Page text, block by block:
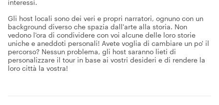
interessi.
Gli host locali sono dei veri e propri narratori, ognuno con un
background diverso che spazia dall'arte alla storia. Non
vedono l'ora di condividere con voi alcune delle loro storie
uniche e aneddoti personali! Avete voglia di cambiare un po' il
percorso? Nessun problema, gli host saranno lieti di
personalizzare il tour in base ai vostri desideri e di rendere la
loro città la vostra!